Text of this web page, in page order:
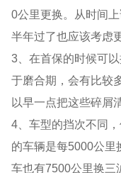
0公里更换。从时间
半年过了也应该考虑
3、在首保的时候可
于磨合期，会有比较
以早一点把这些碎屑
4、车型的挡次不同
的车辆是每5000公里
车也有7500公里换三